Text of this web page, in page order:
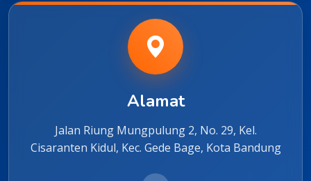
Alamat
Jalan Riung Mungpulung 2, No. 29, Kel.
Cisaranten Kidul, Kec. Gede Bage, Kota Bandung